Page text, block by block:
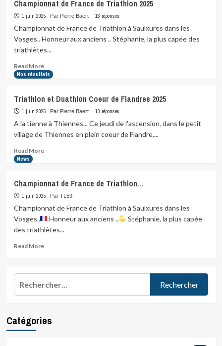
Championnat de France de Triathlon 2025
1 juin 2025 Par Pierre Baert 13 réponses
Championnat de France de Triathlon à Saulxures dans les
Vosges.. Honneur aux anciens .. Stéphanie, la plus capée des
triathlètes...
Read MoreRead
more
de
France
de
2025
Nos résultats
Triathlon et Duathlon Coeur de Flandres 2025
1 juin 2025 Par Pierre Baert 13 réponses
A la tienne à Thiennes... Ce jeudi de l'ascension, dans le petit
village de Thiennes en plein coeur de Flandre,...
Read MoreRead
et
Duathlon
Coeur
de
Flandres
2025
News
Championnat de France de Triathlon…
1 juin 2025 Par TL59
Championnat de France de Triathlon à Saulxures dans les
Vosges..
Honneur aux anciens ..
Stéphanie, la plus capée
des triathlètes...
Read MoreRead
Championnat
Catégories